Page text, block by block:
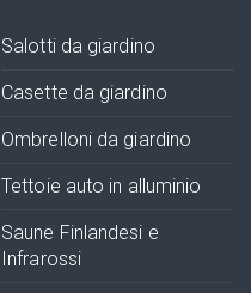
Salotti da giardino
Casette da giardino
Ombrelloni da giardino
Tettoie auto in alluminio
Saune Finlandesi e
Infrarossi